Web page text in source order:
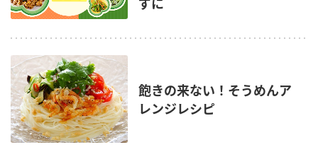
ずに
飽きの来ない！そうめんア
レンジレシピ